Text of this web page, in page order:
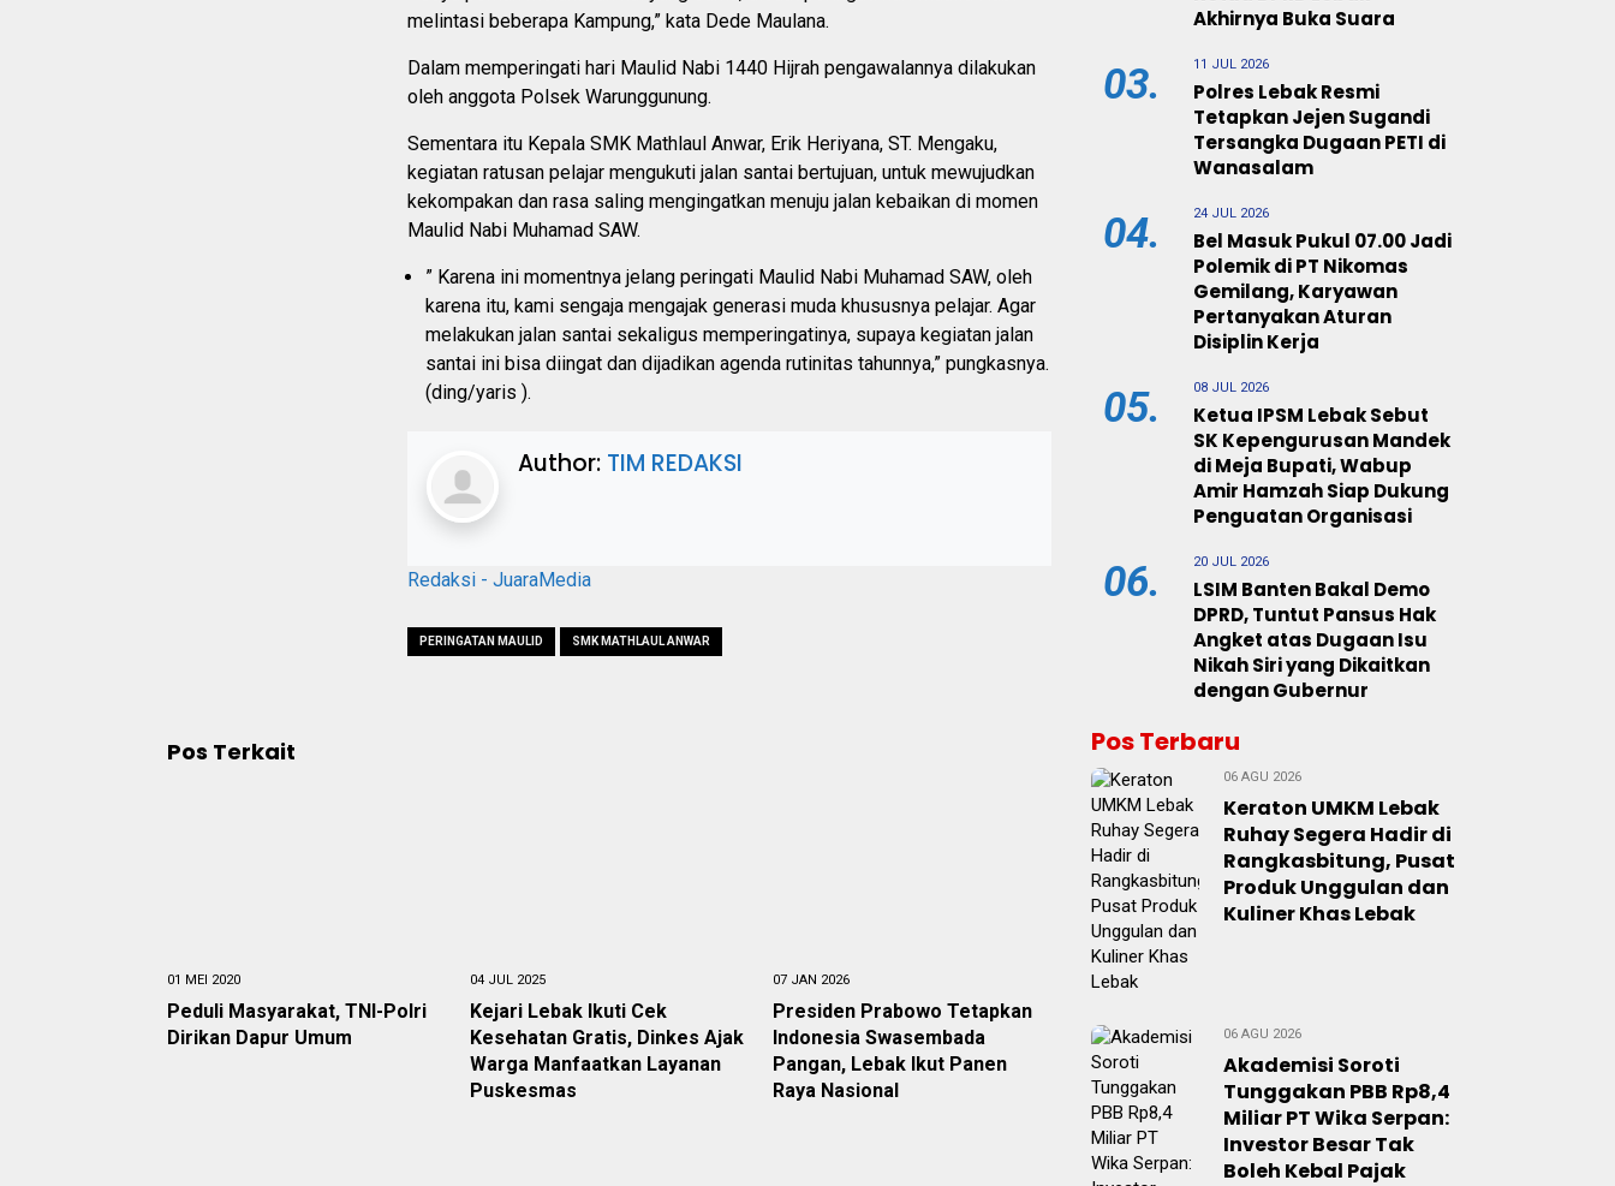
melintasi beberapa Kampung,” kata Dede Maulana.
Dalam memperingati hari Maulid Nabi 1440 Hijrah pengawalannya dilakukan
oleh anggota Polsek Warunggunung.
Sementara itu Kepala SMK Mathlaul Anwar, Erik Heriyana, ST. Mengaku,
kegiatan ratusan pelajar mengukuti jalan santai bertujuan, untuk mewujudkan
kekompakan dan rasa saling mengingatkan menuju jalan kebaikan di momen
Maulid Nabi Muhamad SAW.
” Karena ini momentnya jelang peringati Maulid Nabi Muhamad SAW, oleh
karena itu, kami sengaja mengajak generasi muda khususnya pelajar. Agar
melakukan jalan santai sekaligus memperingatinya, supaya kegiatan jalan
santai ini bisa diingat dan dijadikan agenda rutinitas tahunnya,” pungkasnya.
(ding/yaris ).
Author: TIM REDAKSI
Redaksi - JuaraMedia
PERINGATAN MAULID SMK MATHLAUL ANWAR
Pos Terkait
01 MEI 2020
Peduli Masyarakat, TNI-Polri
Dirikan Dapur Umum
04 JUL 2025
Kejari Lebak Ikuti Cek
Kesehatan Gratis, Dinkes Ajak
Warga Manfaatkan Layanan
Puskesmas
07 JAN 2026
Presiden Prabowo Tetapkan
Indonesia Swasembada
Pangan, Lebak Ikut Panen
Raya Nasional
Akhirnya Buka Suara
03. 11 JUL 2026
Polres Lebak Resmi
Tetapkan Jejen Sugandi
Tersangka Dugaan PETI di
Wanasalam
04. 24 JUL 2026
Bel Masuk Pukul 07.00 Jadi
Polemik di PT Nikomas
Gemilang, Karyawan
Pertanyakan Aturan
Disiplin Kerja
05. 08 JUL 2026
Ketua IPSM Lebak Sebut
SK Kepengurusan Mandek
di Meja Bupati, Wabup
Amir Hamzah Siap Dukung
Penguatan Organisasi
06. 20 JUL 2026
LSIM Banten Bakal Demo
DPRD, Tuntut Pansus Hak
Angket atas Dugaan Isu
Nikah Siri yang Dikaitkan
dengan Gubernur
Pos Terbaru
06 AGU 2026
Keraton UMKM Lebak
Ruhay Segera Hadir di
Rangkasbitung, Pusat
Produk Unggulan dan
Kuliner Khas Lebak
06 AGU 2026
Akademisi Soroti
Tunggakan PBB Rp8,4
Miliar PT Wika Serpan:
Investor Besar Tak
Boleh Kebal Pajak